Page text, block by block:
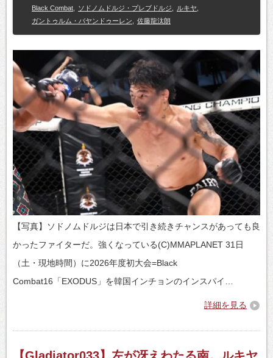
Black Combat ソドノムドルジ・プレブドルジ ルキヤ
ガントゥルム・バヤンドゥーレン
佐藤龍汰朗
【写真】ソドノムドルジは日本で引き続きチャンスがあっても良
かったファイターだ。強くなっている(C)MMAPLANET 31日
（土・現地時間）に2026年度初大会=Black
Combat16「EXODUS」を韓国インチョンのインスパイ…
詳細を見る